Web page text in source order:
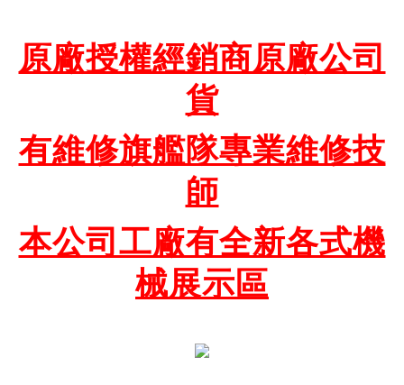
原廠授權經銷商原廠公司
貨
有維修旗艦隊專業維修技
師
本公司工廠有全新各式機
械展示區